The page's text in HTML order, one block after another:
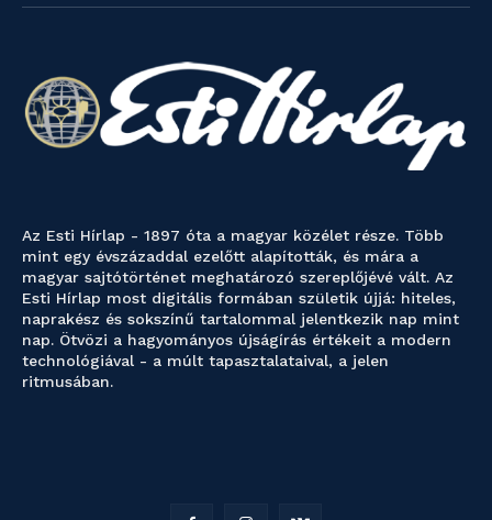
Az Esti Hírlap - 1897 óta a magyar közélet része. Több
mint egy évszázaddal ezelőtt alapították, és mára a
magyar sajtótörténet meghatározó szereplőjévé vált. Az
Esti Hírlap most digitális formában születik újjá: hiteles,
naprakész és sokszínű tartalommal jelentkezik nap mint
nap. Ötvözi a hagyományos újságírás értékeit a modern
technológiával - a múlt tapasztalataival, a jelen
ritmusában.